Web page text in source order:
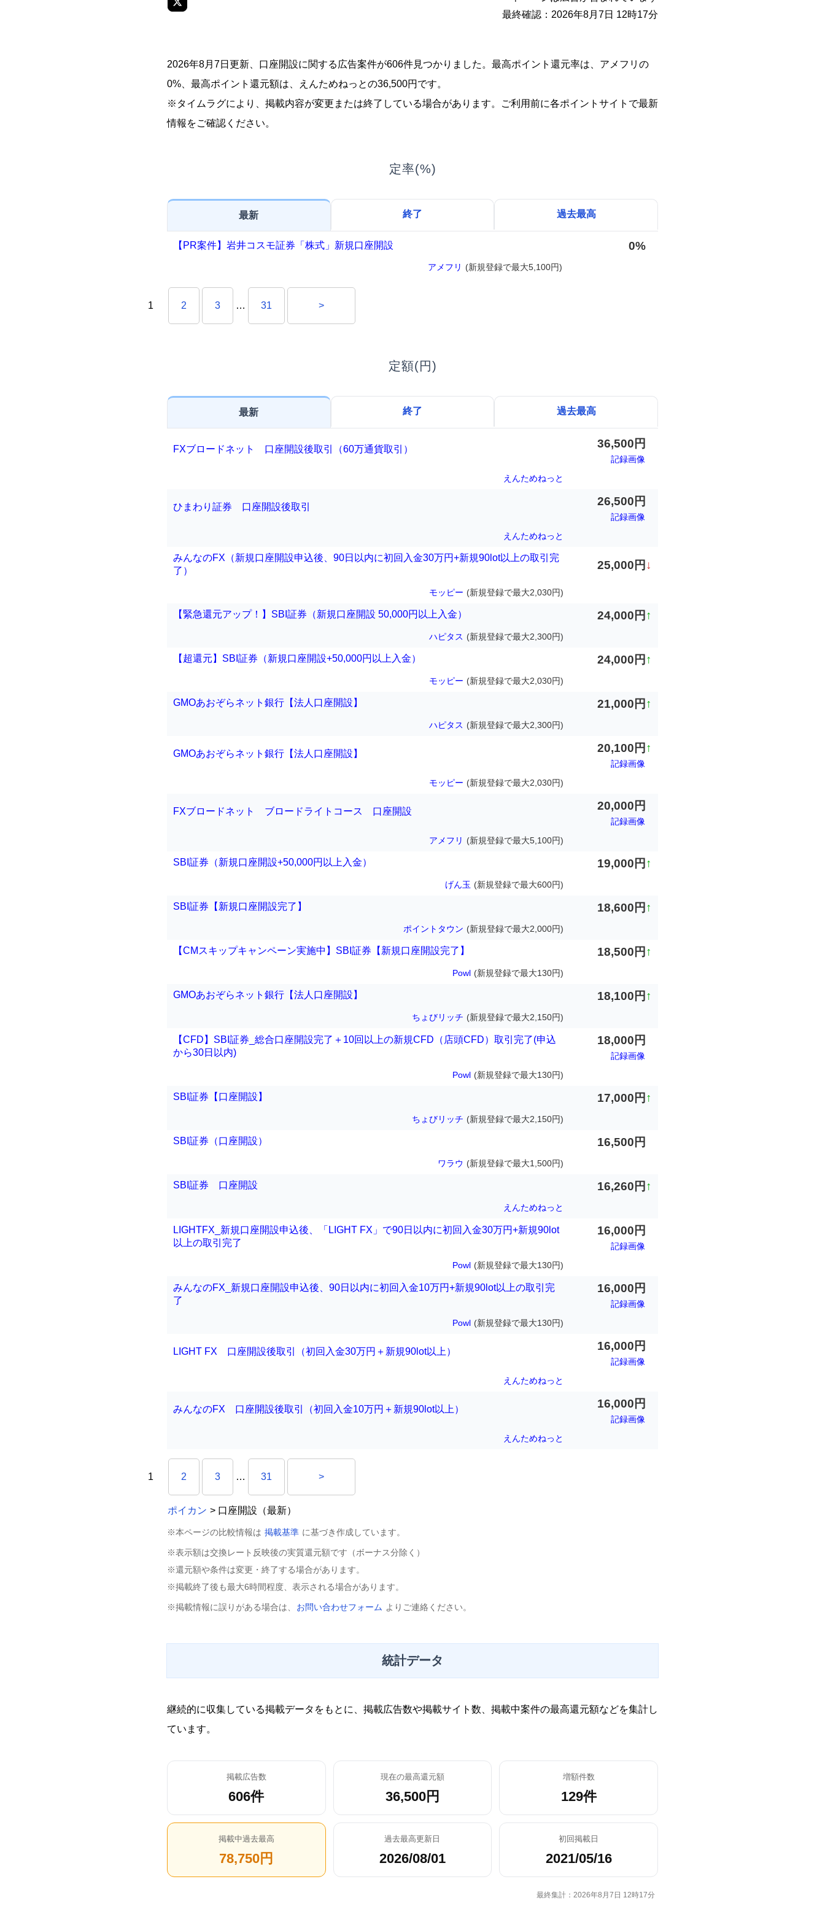
最終確認：2026年8月7日 12時17分
2026年8月7日更新、口座開設に関する広告案件が606件見つかりました。最高ポイント還元率は、アメフリの
0%、最高ポイント還元額は、えんためねっとの36,500円です。
※タイムラグにより、掲載内容が変更または終了している場合があります。ご利用前に各ポイントサイトで最新
情報をご確認ください。
定率(%)
最新 終了 過去最高
【PR案件】岩井コスモ証券「株式」新規口座開設 0%
アメフリ (新規登録で最大5,100円)
1 2 3 … 31 >
定額(円)
最新 終了 過去最高
FXブロードネット 口座開設後取引（60万通貨取引） 36,500円
記録画像
えんためねっと
ひまわり証券 口座開設後取引 26,500円
記録画像
えんためねっと
みんなのFX（新規口座開設申込後、90日以内に初回入金30万円+新規90lot以上の取引完
了）
25,000円 ↓
モッピー (新規登録で最大2,030円)
【緊急還元アップ！】SBI証券（新規口座開設 50,000円以上入金） 24,000円 ↑
ハピタス (新規登録で最大2,300円)
【超還元】SBI証券（新規口座開設+50,000円以上入金） 24,000円 ↑
モッピー (新規登録で最大2,030円)
GMOあおぞらネット銀行【法人口座開設】 21,000円 ↑
ハピタス (新規登録で最大2,300円)
GMOあおぞらネット銀行【法人口座開設】 20,100円 ↑
記録画像
モッピー (新規登録で最大2,030円)
FXブロードネット ブロードライトコース 口座開設 20,000円
記録画像
アメフリ (新規登録で最大5,100円)
SBI証券（新規口座開設+50,000円以上入金） 19,000円 ↑
げん玉 (新規登録で最大600円)
SBI証券【新規口座開設完了】 18,600円 ↑
ポイントタウン (新規登録で最大2,000円)
【CMスキップキャンペーン実施中】SBI証券【新規口座開設完了】 18,500円 ↑
Powl (新規登録で最大130円)
GMOあおぞらネット銀行【法人口座開設】 18,100円 ↑
ちょびリッチ (新規登録で最大2,150円)
【CFD】SBI証券_総合口座開設完了＋10回以上の新規CFD（店頭CFD）取引完了(申込
から30日以内)
18,000円
記録画像
Powl (新規登録で最大130円)
SBI証券【口座開設】 17,000円 ↑
ちょびリッチ (新規登録で最大2,150円)
SBI証券（口座開設） 16,500円
ワラウ (新規登録で最大1,500円)
SBI証券 口座開設 16,260円 ↑
えんためねっと
LIGHTFX_新規口座開設申込後、「LIGHT FX」で90日以内に初回入金30万円+新規90lot
以上の取引完了
16,000円
記録画像
Powl (新規登録で最大130円)
みんなのFX_新規口座開設申込後、90日以内に初回入金10万円+新規90lot以上の取引完
了
16,000円
記録画像
Powl (新規登録で最大130円)
LIGHT FX 口座開設後取引（初回入金30万円＋新規90lot以上） 16,000円
記録画像
えんためねっと
みんなのFX 口座開設後取引（初回入金10万円＋新規90lot以上） 16,000円
記録画像
えんためねっと
1 2 3 … 31 >
ポイカン > 口座開設（最新）
※本ページの比較情報は 掲載基準 に基づき作成しています。
※表示額は交換レート反映後の実質還元額です（ボーナス分除く）
※還元額や条件は変更・終了する場合があります。
※掲載終了後も最大6時間程度、表示される場合があります。
※掲載情報に誤りがある場合は、 お問い合わせフォーム よりご連絡ください。
統計データ
継続的に収集している掲載データをもとに、掲載広告数や掲載サイト数、掲載中案件の最高還元額などを集計し
ています。
掲載広告数
606件
現在の最高還元額
36,500円
増額件数
129件
掲載中過去最高
78,750円
過去最高更新日
2026/08/01
初回掲載日
2021/05/16
最終集計：2026年8月7日 12時17分